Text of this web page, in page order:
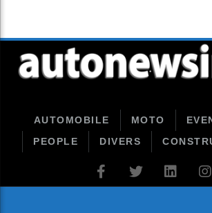
AUTOMOBILE MOTO
PEOPLE
DIVERS